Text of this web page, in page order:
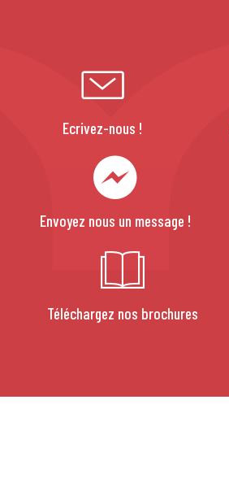
Ecrivez-nous !
Envoyez nous un message !
Téléchargez nos brochures